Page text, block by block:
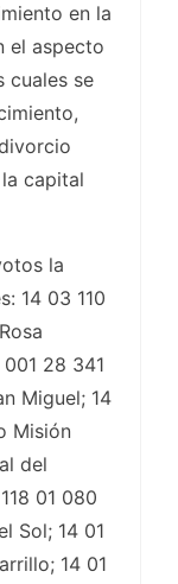
en la
el aspecto
cuales se
capital
la
14 03 110
28 341
Miguel; 14
Misión
del
01 080
Sol; 14 01
14 01